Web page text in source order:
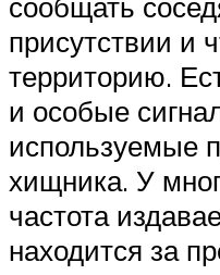
присутствии и
территорию.
и особые
используемые
хищника. У
частота
находится за